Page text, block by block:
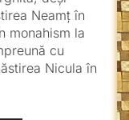
Neamţ în
monahism la
cu
Nicula în